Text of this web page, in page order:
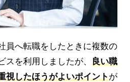
員へ転職をしたときに複数の
を利用しましたが、 良い職
視したほうがよいポイントが